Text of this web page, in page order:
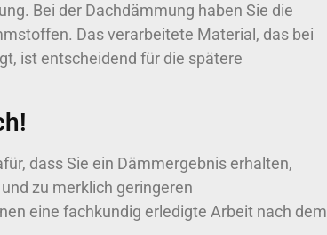
Bei der Dachdämmung haben Sie die
Das verarbeitete Material, das bei
ist entscheidend für die spätere
dass Sie ein Dämmergebnis erhalten,
zu merklich geringeren
eine fachkundig erledigte Arbeit nach dem